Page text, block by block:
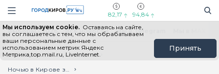
Навигация сайта
82,17 94,84
Мы используем cookie. Оставаясь на сайте,
вы соглашаетесь с тем, что мы обрабатываем
ваши персональные данные с
использованием метрик Яндекс
Метрика,top.mail.ru, LiveInternet.
Принять
Выборы - 2026 Все новости Мы в Telegram
Главная
Лента новостей
Ночью в Кирове задержали мужчину, который уснул в баре